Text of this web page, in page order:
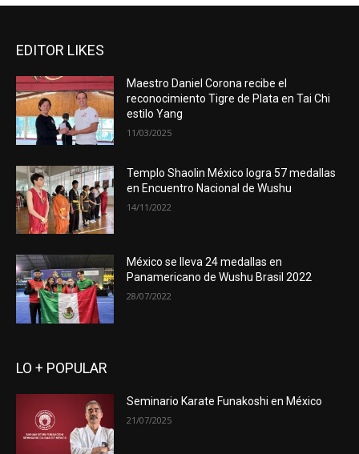
EDITOR LIKES
Maestro Daniel Corona recibe el
reconocimiento Tigre de Plata en Tai Chi
estilo Yang
11/03/2025
Templo Shaolin México logra 57 medallas
en Encuentro Nacional de Wushu
14/11/2022
México se lleva 24 medallas en
Panamericano de Wushu Brasil 2022
28/07/2022
LO + POPULAR
Seminario Karate Funakoshi en México
21/07/2025